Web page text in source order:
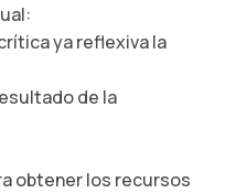
ya reflexiva la
de la
obtener los recursos